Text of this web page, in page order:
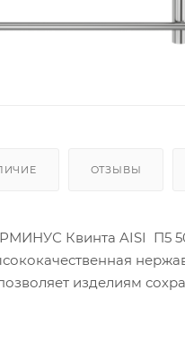
ОТЗЫВЫ
Квинта AISI
изделиям